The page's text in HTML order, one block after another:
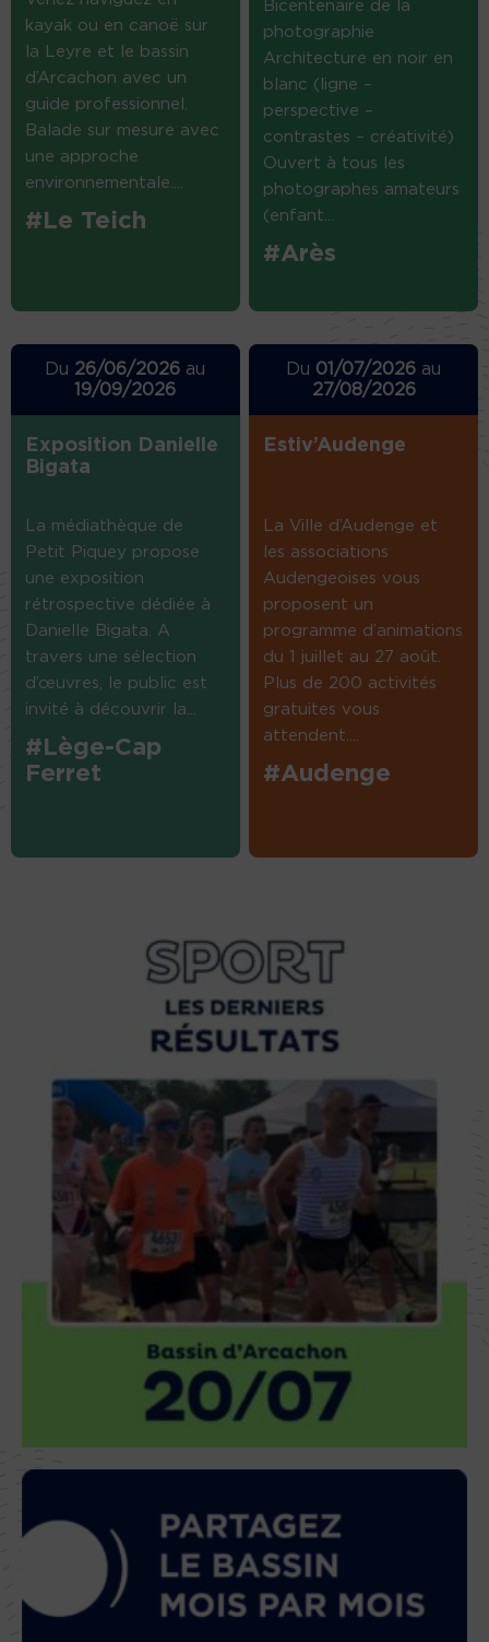
kayak ou en canoë sur
la Leyre et le bassin
d’Arcachon avec un
guide professionnel.
Balade sur mesure avec
une approche
environnementale....
#Le Teich
Bicentenaire de la
photographie
Architecture en noir en
blanc (ligne –
perspective –
contrastes – créativité)
Ouvert à tous les
photographes amateurs
(enfant...
#Arès
Du 26/06/2026 au
19/09/2026
Exposition Danielle
Bigata
La médiathèque de
Petit Piquey propose
une exposition
rétrospective dédiée à
Danielle Bigata. A
travers une sélection
d’œuvres, le public est
invité à découvrir la...
#Lège-Cap
Ferret
Du 01/07/2026 au
27/08/2026
Estiv’Audenge
La Ville d’Audenge et
les associations
Audengeoises vous
proposent un
programme d’animations
du 1 juillet au 27 août.
Plus de 200 activités
gratuites vous
attendent....
#Audenge